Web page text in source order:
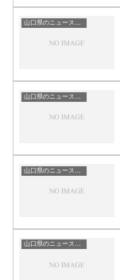
山口県のニュース一覧